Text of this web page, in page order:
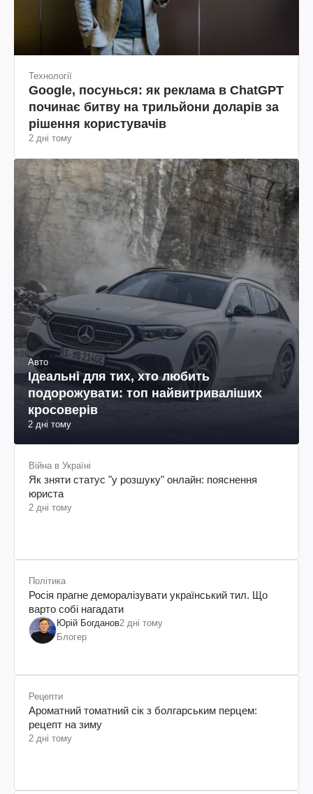
Технології
Google, посунься: як реклама в ChatGPT
починає битву на трильйони доларів за
рішення користувачів
2 дні тому
Авто
Ідеальні для тих, хто любить
подорожувати: топ найвитриваліших
кросоверів
2 дні тому
Війна в Україні
Як зняти статус "у розшуку" онлайн: пояснення
юриста
2 дні тому
Політика
Росія прагне деморалізувати український тил. Що
варто собі нагадати
Юрій Богданов2 дні тому
Блогер
Рецепти
Ароматний томатний сік з болгарським перцем:
рецепт на зиму
2 дні тому